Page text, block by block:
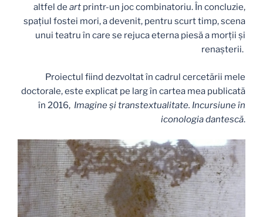
altfel de art printr-un joc combinatoriu. În concluzie,
spațiul fostei mori, a devenit, pentru scurt timp, scena
unui teatru în care se rejuca eterna piesă a morții și
renașterii.
Proiectul fiind dezvoltat în cadrul cercetării mele
doctorale, este explicat pe larg în cartea mea publicată
în 2016, Imagine și transtextualitate. Incursiune în
iconologia dantescă.